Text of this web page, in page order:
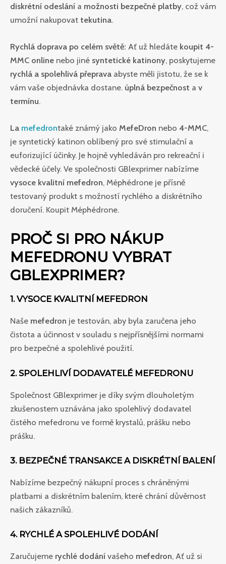
diskrétní odeslání a možnosti bezpečné platby, což vám
umožní nakupovat tekutina.
Rychlá doprava po celém světě: Ať už hledáte koupit 4-
MMC online nebo jiné syntetické katinony, poskytujeme
rychlá a spolehlivá přeprava abyste měli jistotu, že se k
vám vaše objednávka dostane. úplná bezpečnost a v
termínu.
La mefedrontaké známý jako MefeDron nebo 4-MMC,
je syntetický katinon oblíbený pro své stimulační a
euforizující účinky. Je hojně vyhledáván pro rekreační i
vědecké účely. Ve společnosti GBlexprimer nabízíme
vysoce kvalitní mefedron, Méphédrone je přísně
testovaný produkt s možností rychlého a diskrétního
doručení. Koupit Méphédrone.
PROČ SI PRO NÁKUP
MEFEDRONU VYBRAT
GBLEXPRIMER?
1. VYSOCE KVALITNÍ MEFEDRON
Naše mefedron je testován, aby byla zaručena jeho
čistota a účinnost v souladu s nejpřísnějšími normami
pro bezpečné a spolehlivé použití.
2. SPOLEHLIVÍ DODAVATELÉ MEFEDRONU
Společnost GBlexprimer je díky svým dlouholetým
zkušenostem uznávána jako spolehlivý dodavatel
čistého mefedronu ve formě krystalů, prášku nebo
prášku.
3. BEZPEČNÉ TRANSAKCE A DISKRÉTNÍ BALENÍ
Nabízíme bezpečný nákupní proces s chráněnými
platbami a diskrétním balením, které chrání důvěrnost
našich zákazníků.
4. RYCHLÉ A SPOLEHLIVÉ DODÁNÍ
Zaručujeme rychlé dodání vašeho mefedron, Ať už si